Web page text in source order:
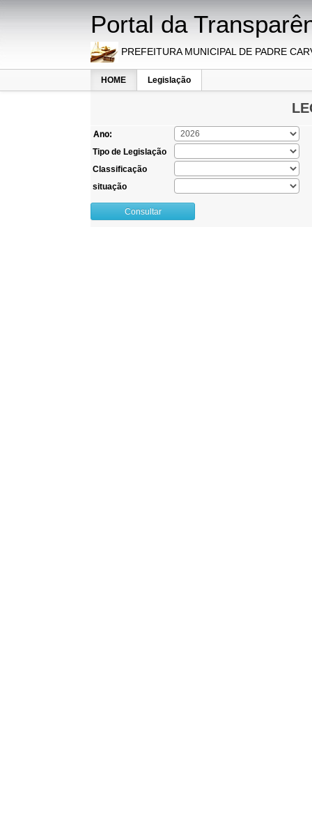
Portal da
PREFEITURA MUNICIPAL DE PADRE
HOME Legislação
Ano:
Tipo de Legislação
Classificação
situação
Consultar